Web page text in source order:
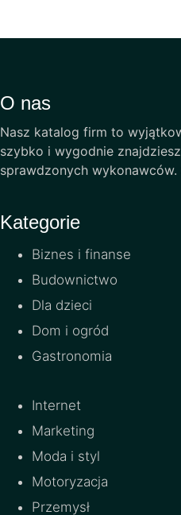
O nas
Nasz katalog firm to
szybko i wygodnie
sprawdzonych
Kategorie
Biznes i finanse
Budownictwo
Dla dzieci
Dom i ogród
Gastronomia
Internet
Marketing
Moda i styl
Motoryzacja
Przemysł